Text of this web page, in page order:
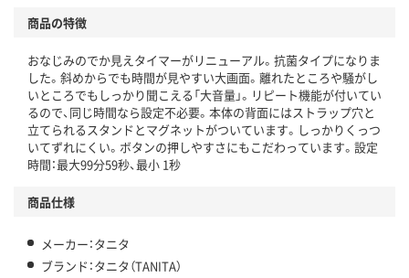
商品の特徴
おなじみのでか見えタイマーがリニューアル。抗菌タイプになりま
した。斜めからでも時間が見やすい大画面。離れたところや騒がし
いところでもしっかり聞こえる「大音量」。リピート機能が付いてい
るので、同じ時間なら設定不必要。本体の背面にはストラップ穴と
立てられるスタンドとマグネットがついています。しっかりくっつ
いてずれにくい。ボタンの押しやすさにもこだわっています。設定
時間：最大99分59秒、最小 1秒
商品仕様
メーカー：タニタ
ブランド：タニタ（TANITA）